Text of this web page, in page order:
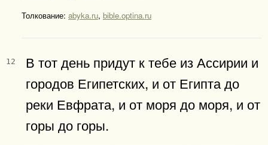
Толкование: abyka.ru, bible.optina.ru
12
В тот день придут к тебе из Ассирии и
городов Египетских, и от Египта до
реки Евфрата, и от моря до моря, и от
горы до горы.